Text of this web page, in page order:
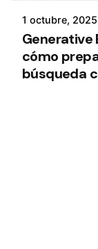
1 octubre, 2025
Generative
cómo
búsqueda